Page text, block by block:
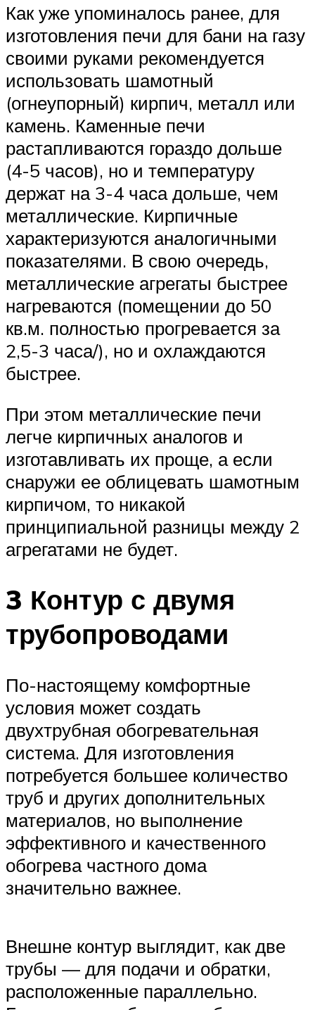
Как уже упоминалось ранее, для
изготовления печи для бани на газу
своими руками рекомендуется
использовать шамотный
(огнеупорный) кирпич, металл или
камень. Каменные печи
растапливаются гораздо дольше
(4-5 часов), но и температуру
держат на 3-4 часа дольше, чем
металлические. Кирпичные
характеризуются аналогичными
показателями. В свою очередь,
металлические агрегаты быстрее
нагреваются (помещении до 50
кв.м. полностью прогревается за
2,5-3 часа/), но и охлаждаются
быстрее.
При этом металлические печи
легче кирпичных аналогов и
изготавливать их проще, а если
снаружи ее облицевать шамотным
кирпичом, то никакой
принципиальной разницы между 2
агрегатами не будет.
3 Контур с двумя
трубопроводами
По-настоящему комфортные
условия может создать
двухтрубная обогревательная
система. Для изготовления
потребуется большее количество
труб и других дополнительных
материалов, но выполнение
эффективного и качественного
обогрева частного дома
значительно важнее.
Внешне контур выглядит, как две
трубы — для подачи и обратки,
расположенные параллельно.